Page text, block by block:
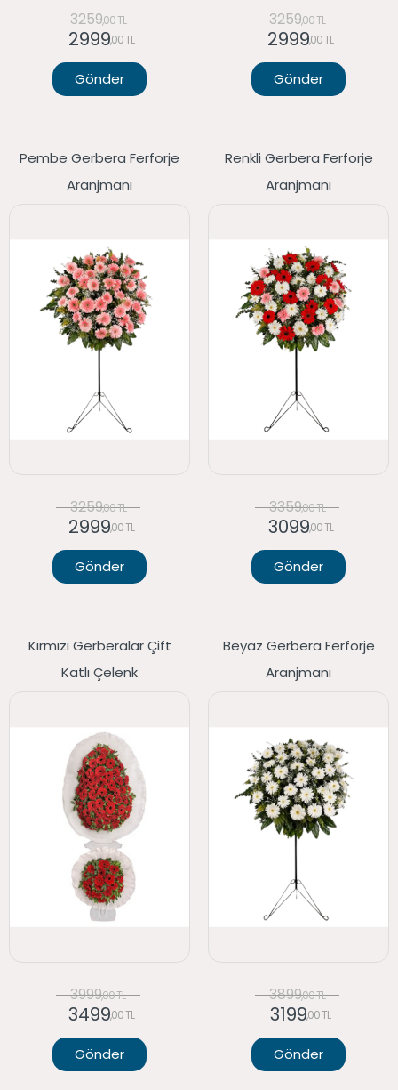
3259,00 TL
2999,00 TL
Gönder
3259,00 TL
2999,00 TL
Gönder
Pembe Gerbera Ferforje
Aranjmanı
3259,00 TL
2999,00 TL
Gönder
Renkli Gerbera Ferforje
Aranjmanı
3359,00 TL
3099,00 TL
Gönder
Kırmızı Gerberalar Çift
Katlı Çelenk
3999,00 TL
3499,00 TL
Gönder
Beyaz Gerbera Ferforje
Aranjmanı
3899,00 TL
3199,00 TL
Gönder